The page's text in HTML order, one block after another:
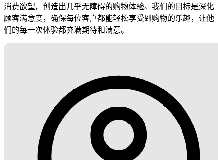
消费欲望，创造出几乎无障碍的购物体验。我们的目标是深化
顾客满意度，确保每位客户都能轻松享受到购物的乐趣，让他
们的每一次体验都充满期待和满意。